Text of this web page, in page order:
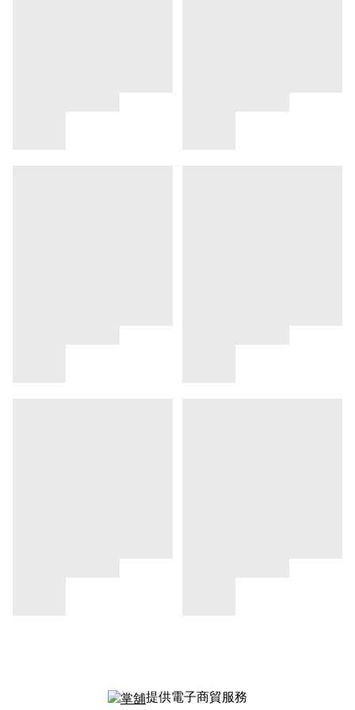
提供電子商貿服務